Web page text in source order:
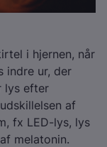
i hjernen, når
indre ur, der
lys efter
af
fx LED-lys, lys
melatonin.